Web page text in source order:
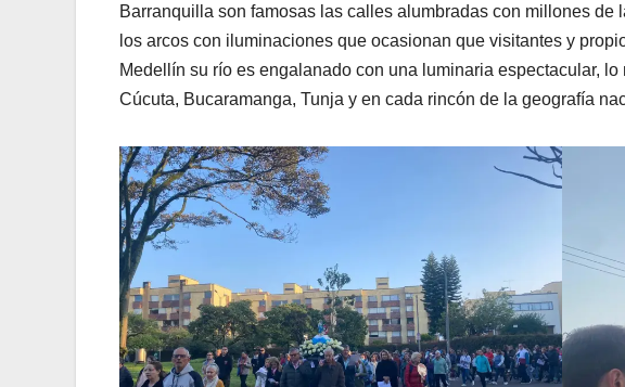
Barranquilla son famosas las calles alumbradas con millones
los arcos con iluminaciones que ocasionan que visitantes y
Medellín su río es engalanado con una luminaria espectacular,
Cúcuta, Bucaramanga, Tunja y en cada rincón de la geografía